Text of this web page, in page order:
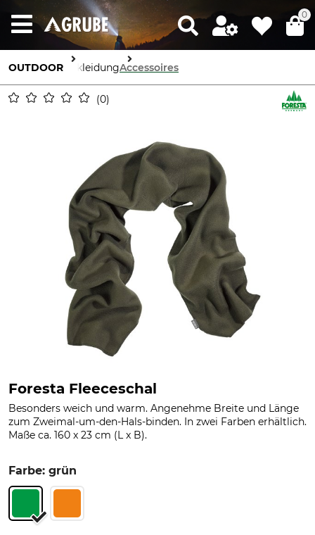
0
OUTDOOR BekleidungAccessoires
0
Foresta Fleeceschal
Besonders weich und warm. Angenehme Breite und Länge
zum Zweimal-um-den-Hals-binden. In zwei Farben erhältlich.
Maße ca. 160 x 23 cm (L x B).
Farbe: grün